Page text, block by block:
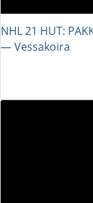
NHL 21 HUT:
― Vessakoira